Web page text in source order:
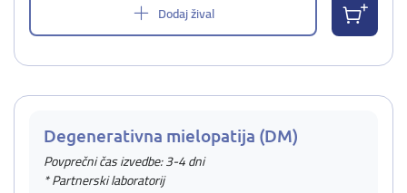
Dodaj žival
Degenerativna mielopatija (DM)
Povprečni čas izvedbe: 3-4 dni
* Partnerski laboratorij